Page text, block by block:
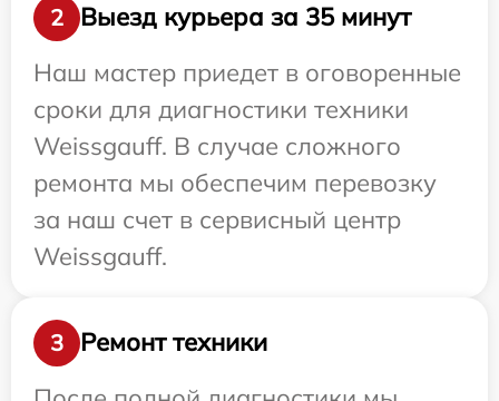
2
Выезд курьера за 35 минут
Наш мастер приедет в оговоренные
сроки для диагностики техники
Weissgauff. В случае сложного
ремонта мы обеспечим перевозку
за наш счет в сервисный центр
Weissgauff.
3
Ремонт техники